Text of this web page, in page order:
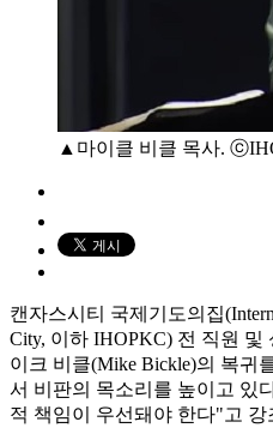
▲마이클 비클 목사.
캔자스시티 국제기도의집
City, 이하 IHOPKC) 전 직원
이크 비클(Mike Bickle)의 복귀
서 비판의 목소리를 높이고 있
적 책임이 우선돼야 한다"고 강